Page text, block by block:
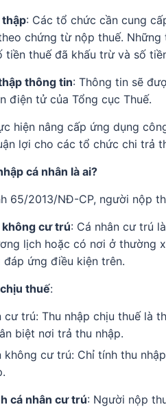
: Các tổ chức cần cung
chứng từ nộp thuế.
tiền thuế đã khấu trừ và số
thông tin: Thông tin sẽ
điện tử của Tổng cục Thuế.
hiện nâng cấp ứng dụng
lợi cho các tổ chức chi trả
cá nhân là ai?
65/2013/NĐ-CP, người nộp
cư trú: Cá nhân cư trú
lịch hoặc có nơi ở thường
ứng điều kiện trên.
thuế:
trú: Thu nhập chịu thuế là
biệt nơi trả thu nhập.
cư trú: Chỉ tính thu
cá nhân cư trú: Người nộp